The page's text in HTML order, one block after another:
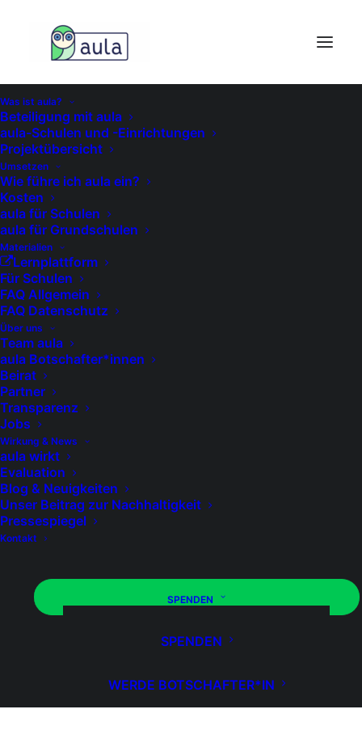
Was ist aula?
Beteiligung mit aula
aula-Schulen und -Einrichtungen
Projektübersicht
Umsetzen
Wie führe ich aula ein?
Kosten
aula für Schulen
aula für Grundschulen
Materialien
Lernplattform
Für Schulen
FAQ Allgemein
FAQ Datenschutz
Über uns
Team aula
aula Botschafter*innen
Beirat
Partner
Transparenz
Jobs
Wirkung & News
aula wirkt
Evaluation
Blog & Neuigkeiten
Unser Beitrag zur Nachhaltigkeit
Pressespiegel
Kontakt
SPENDEN
SPENDEN
WERDE BOTSCHAFTER*IN
außerschulischen
AULA STELLT SICH VOR
LEITFADEN UND MATERIAL
GRAFIKEN, LOGOS UND SCHAUBILDER
LINKS UND WEITERE INFOS